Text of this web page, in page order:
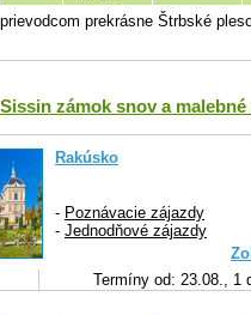
prekrásne Štrbské
zámok snov a
Rakúsko
- Poznávacie zájazdy
- Jednodňové zájazdy
Termíny od: 23.08., 1